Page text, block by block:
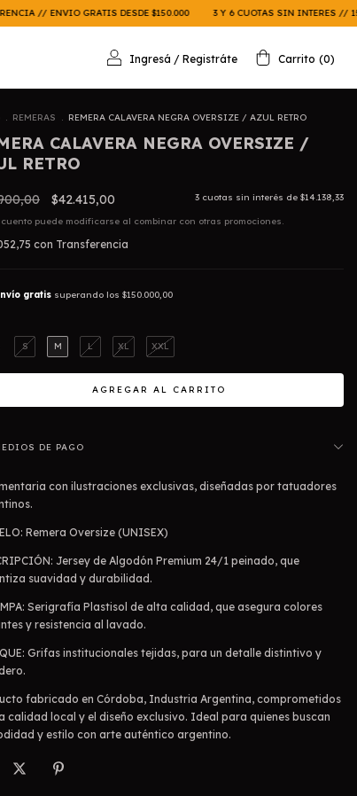
DESDE $150.000 3 Y 6 CUOTAS SIN INTERES // 15% OFF X
Ingresá / Registráte Carrito (0)
. REMERAS . REMERA CALAVERA NEGRA OVERSIZE / AZUL RETRO
CALAVERA NEGRA OVERSIZE /
RETRO
$42.415,00 3 cuotas sin interés de $14.138,33
puede modificarse al combinar con otras promociones.
con Transferencia
gratis superando los $150.000,00
S M L XL XXL
DE PAGO
con ilustraciones exclusivas, diseñadas por tatuadores
Remera Oversize (UNISEX)
Jersey de Algodón Premium 24/1 peinado, que
suavidad y durabilidad.
Serigrafía Plastisol de alta calidad, que asegura colores
y resistencia al lavado.
Grifas institucionales tejidas, para un detalle distintivo y
fabricado en Córdoba, Industria Argentina, comprometidos
calidad local y el diseño exclusivo. Ideal para quienes buscan
y estilo con arte auténtico argentino.